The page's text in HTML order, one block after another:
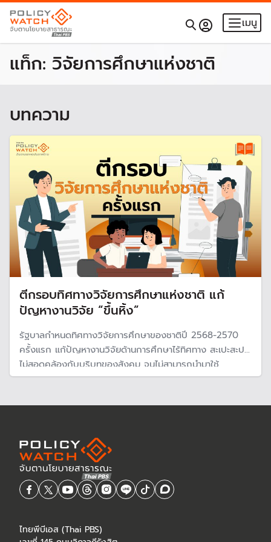
เมนู
แท็ก: วิจัยการศึกษาแห่งชาติ
บทความ
ตีกรอบทิศทางวิจัยการศึกษาแห่งชาติ แก้
ปัญหางานวิจัย “ขึ้นหิ้ง”
รัฐบาลกำหนดทิศทางวิจัยการศึกษาของชาติปี 2568-2570
ครั้งแรก แก้ปัญหางานวิจัยด้านการศึกษาไร้ทิศทาง สะเปะสะปะ
ไม่สอดคล้องกับบริบทของสังคม จนไม่สามารถนำมาใช้
ประโยชน์ได้ เพื่อให้สอดคล้องกับบริบทของสังคม ตีกรอบ 4
แข่งขัน และสร้างระบบนิเวศทางการศึกษาใหม่
ไทยพีบีเอส (Thai PBS)